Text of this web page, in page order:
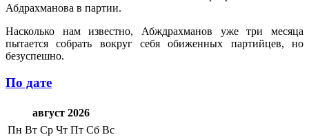
Абдрахманова в партии.
Насколько нам известно, Абждрахманов уже три месяца
пытается собрать вокруг себя обиженных партийцев, но
безуспешно.
По дате
август 2026
Пн Вт Ср Чт Пт Сб Вс